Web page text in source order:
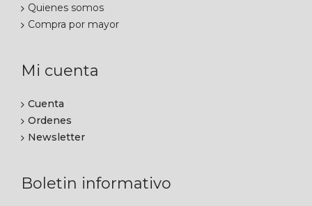
Quienes somos
Compra por mayor
Mi cuenta
Cuenta
Ordenes
Newsletter
Boletin informativo